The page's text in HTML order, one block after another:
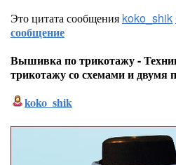
Это цитата сообщения koko_shik
сообщение
Вышивка по трикотажу -
трикотажу со схемами и
koko_shik